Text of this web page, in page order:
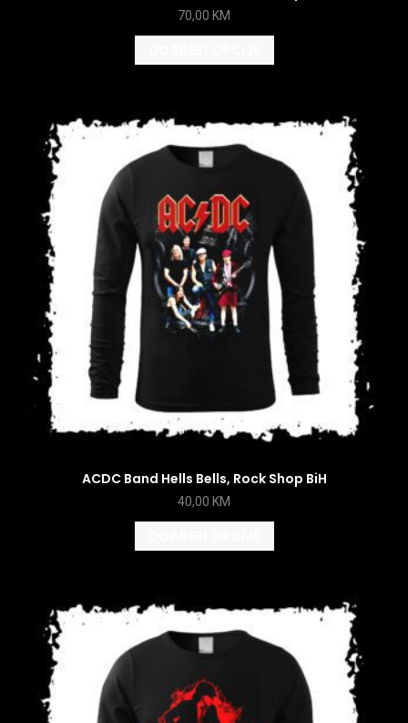
70,00 KM
ACDC Band Hells Bells, Rock Shop BiH
40,00 KM